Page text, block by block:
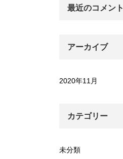
最近のコメント
アーカイブ
2020年11月
カテゴリー
未分類